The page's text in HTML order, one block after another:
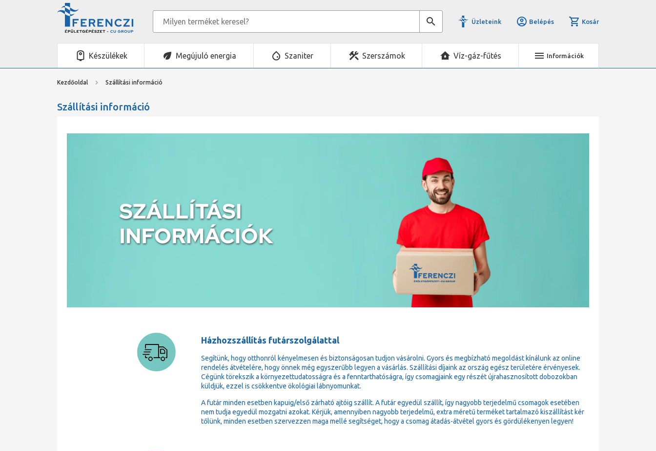
Üzleteink Belépés Kosár
Készülékek Megújuló energia Szaniter Szerszámok Víz-gáz-fűtés Információk
Kezdőoldal Szállítási információ
Szállítási információ
Házhozszállítás futárszolgálattal
Segítünk, hogy otthonról kényelmesen és biztonságosan tudjon vásárolni. Gyors és megbízható megoldást kínálunk az online
rendelés átvételére, hogy önnek még egyszerűbb legyen a vásárlás. Szállítási díjaink az ország egész területére érvényesek.
Cégünk törekszik a környezettudatosságra és a fenntarthatóságra, így csomagjaink egy részét újrahasznosított dobozokban
küldjük, ezzel is csökkentve ökológiai lábnyomunkat.
A futár minden esetben kapuig/első zárható ajtóig szállít. A futár egyedül szállít, így nagyobb terjedelmű csomagok esetében
nem tudja egyedül mozgatni azokat. Kérjük, amennyiben nagyobb terjedelmű, extra méretű terméket tartalmazó kiszállítást kér
tőlünk, minden esetben szervezzen maga mellé segítséget, hogy a csomag átadás-átvétel gyors és gördülékenyen legyen!